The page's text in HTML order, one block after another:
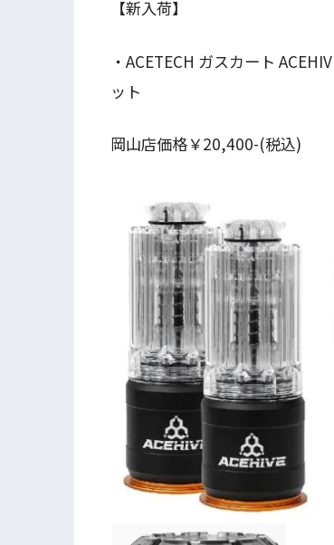
【新入荷】
・ACETECH ガスカート
ット
岡山店価格￥20,400-(税込)